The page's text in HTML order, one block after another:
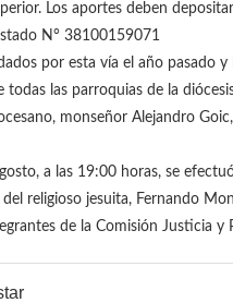
Los aportes deben
N° 38100159071
por esta vía el año pasado
todas las parroquias de la
monseñor Alejandro
a las 19:00 horas, se
religioso jesuita, Fernando
de la Comisión Justicia y